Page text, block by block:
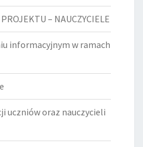
– NAUCZYCIELE
informacyjnym w ramach
uczniów oraz nauczycieli